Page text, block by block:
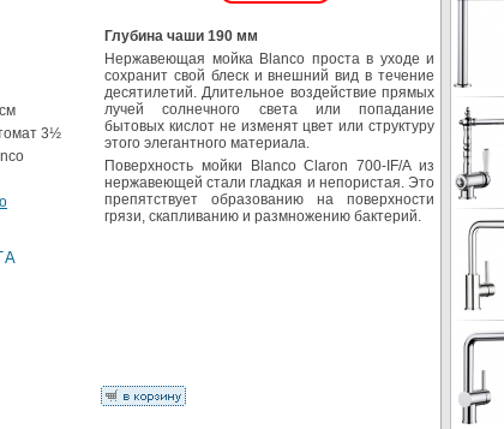
3½
Глубина чаши 190 мм
Нержавеющая мойка Blanco проста в уходе и
сохранит свой блеск и внешний вид в течение
десятилетий. Длительное воздействие прямых
лучей солнечного света или попадание
бытовых кислот не изменят цвет или структуру
этого элегантного материала.
Поверхность мойки Blanco Claron 700-IF/A из
нержавеющей стали гладкая и непористая. Это
препятствует образованию на поверхности
грязи, скапливанию и размножению бактерий.